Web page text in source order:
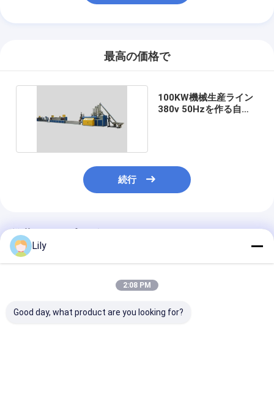
最高の価格で
100KW機械生産ライン
380v 50Hzを作る自動
続行
推薦されたプロダクト
Lily
2:08 PM
Good day, what product are you looking for?